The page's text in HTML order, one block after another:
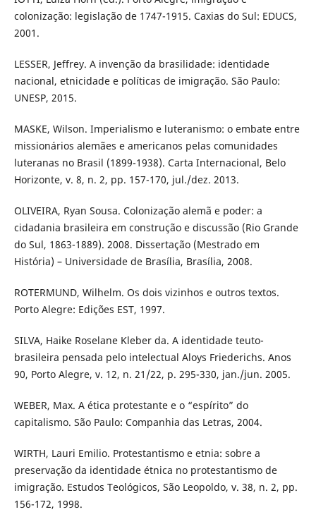
colonização: legislação de 1747-1915. Caxias do Sul: EDUCS,
2001.
LESSER, Jeffrey. A invenção da brasilidade: identidade
nacional, etnicidade e políticas de imigração. São Paulo:
UNESP, 2015.
MASKE, Wilson. Imperialismo e luteranismo: o embate entre
missionários alemães e americanos pelas comunidades
luteranas no Brasil (1899-1938). Carta Internacional, Belo
Horizonte, v. 8, n. 2, pp. 157-170, jul./dez. 2013.
OLIVEIRA, Ryan Sousa. Colonização alemã e poder: a
cidadania brasileira em construção e discussão (Rio Grande
do Sul, 1863-1889). 2008. Dissertação (Mestrado em
História) – Universidade de Brasília, Brasília, 2008.
ROTERMUND, Wilhelm. Os dois vizinhos e outros textos.
Porto Alegre: Edições EST, 1997.
SILVA, Haike Roselane Kleber da. A identidade teuto-
brasileira pensada pelo intelectual Aloys Friederichs. Anos
90, Porto Alegre, v. 12, n. 21/22, p. 295-330, jan./jun. 2005.
WEBER, Max. A ética protestante e o “espírito” do
capitalismo. São Paulo: Companhia das Letras, 2004.
WIRTH, Lauri Emilio. Protestantismo e etnia: sobre a
preservação da identidade étnica no protestantismo de
imigração. Estudos Teológicos, São Leopoldo, v. 38, n. 2, pp.
156-172, 1998.